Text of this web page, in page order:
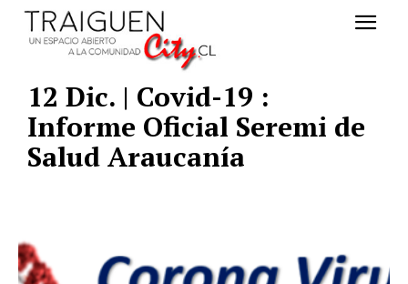
12 Dic. | Covid-19 :
Informe Oficial Seremi de
Salud Araucanía